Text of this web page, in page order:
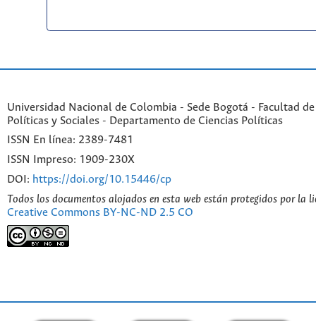
Universidad Nacional de Colombia - Sede Bogotá - Facultad
Políticas y Sociales - Departamento de Ciencias Políticas
ISSN En línea: 2389-7481
ISSN Impreso: 1909-230X
DOI: https://doi.org/10.15446/cp
Todos los documentos alojados en esta web están protegidos por la
Creative Commons BY-NC-ND 2.5 CO